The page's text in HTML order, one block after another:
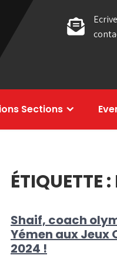
Sections
ÉTIQUETTE :
Shaif, coach
Yémen aux Jeux
2024 !